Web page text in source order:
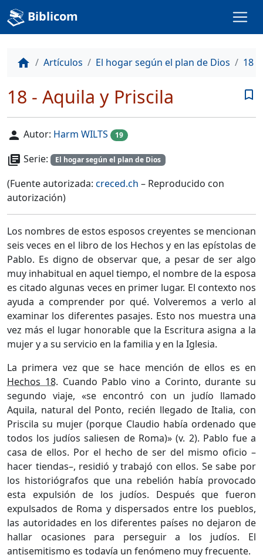
Biblicom
home Artículos El hogar según el plan de Dios 18 -
bookmark_border
18 - Aquila y Priscila
person Autor: Harm WILTS 19
library_books Serie: El hogar según el plan de Dios
(Fuente autorizada: creced.ch – Reproducido con
autorización)
Los nombres de estos esposos creyentes se mencionan
seis veces en el libro de los Hechos y en las epístolas de
Pablo. Es digno de observar que, a pesar de ser algo
muy inhabitual en aquel tiempo, el nombre de la esposa
es citado algunas veces en primer lugar. El contexto nos
ayuda a comprender por qué. Volveremos a verlo al
examinar los diferentes pasajes. Esto nos muestra una
vez más el lugar honorable que la Escritura asigna a la
mujer y a su servicio en la familia y en la Iglesia.
La primera vez que se hace mención de ellos es en
Hechos 18. Cuando Pablo vino a Corinto, durante su
segundo viaje, «se encontró con un judío llamado
Aquila, natural del Ponto, recién llegado de Italia, con
Priscila su mujer (porque Claudio había ordenado que
todos los judíos saliesen de Roma)» (v. 2). Pablo fue a
casa de ellos. Por el hecho de ser del mismo oficio –
hacer tiendas–, residió y trabajó con ellos. Se sabe por
los historiógrafos que una rebelión había provocado
esta expulsión de los judíos. Después que fueron
expulsados de Roma y dispersados entre los pueblos,
las autoridades en los diferentes países no dejaron de
hallar ocasiones para perseguir a los judíos. El
antisemitismo es todavía un fenómeno muy frecuente.